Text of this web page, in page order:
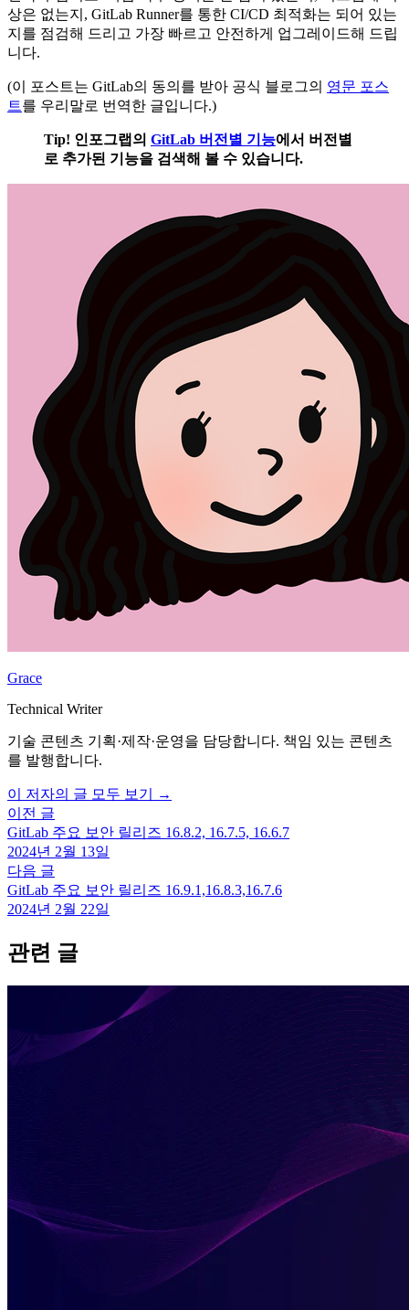
상은 없는지, GitLab Runner를 통한 CI/CD 최적화는 되어 있는
지를 점검해 드리고 가장 빠르고 안전하게 업그레이드해 드립
니다.
(이 포스트는 GitLab의 동의를 받아 공식 블로그의 영문 포스
트를 우리말로 번역한 글입니다.)
Tip! 인포그랩의 GitLab 버전별 기능에서 버전별
로 추가된 기능을 검색해 볼 수 있습니다.
Grace
Technical Writer
기술 콘텐츠 기획·제작·운영을 담당합니다. 책임 있는 콘텐츠
를 발행합니다.
이 저자의 글 모두 보기 →
이전 글
GitLab 주요 보안 릴리즈 16.8.2, 16.7.5, 16.6.7
2024년 2월 13일
다음 글
GitLab 주요 보안 릴리즈 16.9.1,16.8.3,16.7.6
2024년 2월 22일
관련 글